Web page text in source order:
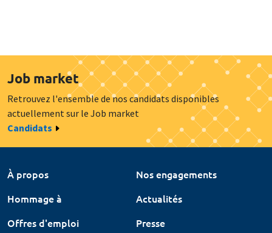
Job market
Retrouvez l'ensemble de nos candidats disponibles
actuellement sur le Job market
Candidats
À propos
Nos engagements
Hommage à
Actualités
Offres d'emploi
Presse